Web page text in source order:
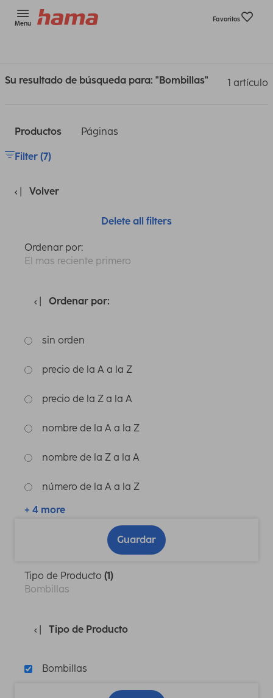
Menu
Favoritos
Su resultado de búsqueda para: "Bombillas" 1 artículo
Productos Páginas
Filter (7)
Volver
Delete all filters
Ordenar por:
El mas reciente primero
Ordenar por:
sin orden
precio de la A a la Z
precio de la Z a la A
nombre de la A a la Z
nombre de la Z a la A
número de la A a la Z
+ 4 more
Guardar
Tipo de Producto (1)
Bombillas
Tipo de Producto
Bombillas